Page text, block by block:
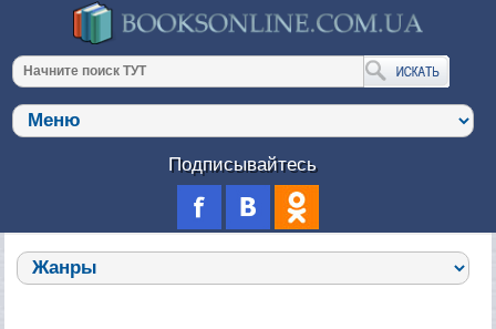
Подписывайтесь